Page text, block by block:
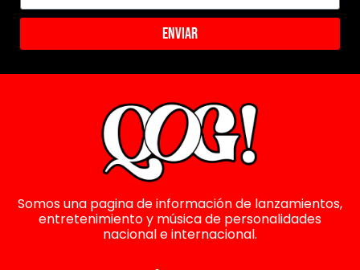
Enviar
Somos una pagina de información de lanzamientos,
entretenimiento y música de personalidades
nacional e internacional.